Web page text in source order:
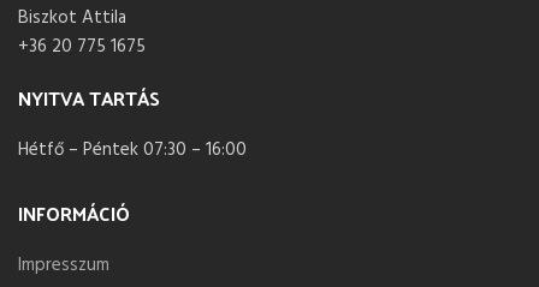
Biszkot Attila
+36 20 775 1675
NYITVA TARTÁS
Hétfő – Péntek 07:30 – 16:00
INFORMÁCIÓ
Impresszum